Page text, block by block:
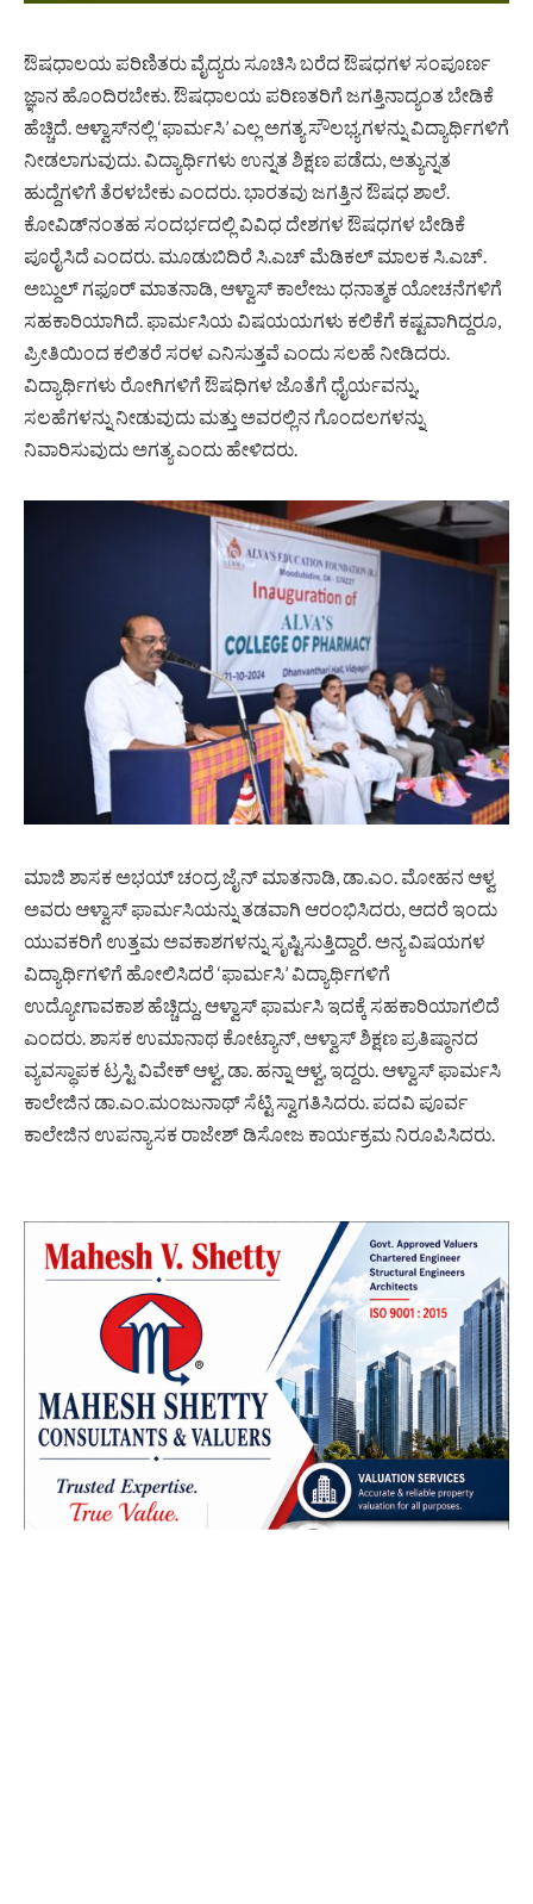
ಔಷಧಾಲಯ ಪರಿಣಿತರು ವೈದ್ಯರು ಸೂಚಿಸಿ ಬರೆದ ಔಷಧಗಳ ಸಂಪೂರ್ಣ
ಜ್ಞಾನ ಹೊಂದಿರಬೇಕು. ಔಷಧಾಲಯ ಪರಿಣತರಿಗೆ ಜಗತ್ತಿನಾದ್ಯಂತ ಬೇಡಿಕೆ
ಹೆಚ್ಚಿದೆ. ಆಳ್ವಾಸ್‌ನಲ್ಲಿ ‘ಫಾರ್ಮಸಿ’ ಎಲ್ಲ ಅಗತ್ಯ ಸೌಲಭ್ಯಗಳನ್ನು ವಿದ್ಯಾರ್ಥಿಗಳಿಗೆ
ನೀಡಲಾಗುವುದು. ವಿದ್ಯಾರ್ಥಿಗಳು ಉನ್ನತ ಶಿಕ್ಷಣ ಪಡೆದು, ಅತ್ಯುನ್ನತ
ಹುದ್ದೆಗಳಿಗೆ ತೆರಳಬೇಕು ಎಂದರು. ಭಾರತವು ಜಗತ್ತಿನ ಔಷಧ ಶಾಲೆ.
ಕೋವಿಡ್‌ನಂತಹ ಸಂದರ್ಭದಲ್ಲಿ ವಿವಿಧ ದೇಶಗಳ ಔಷಧಗಳ ಬೇಡಿಕೆ
ಪೂರೈಸಿದೆ ಎಂದರು. ಮೂಡುಬಿದಿರೆ ಸಿ.ಎಚ್ ಮೆಡಿಕಲ್ ಮಾಲಕ ಸಿ.ಎಚ್.
ಅಬ್ದುಲ್ ಗಫೂರ್ ಮಾತನಾಡಿ, ಆಳ್ವಾಸ್ ಕಾಲೇಜು ಧನಾತ್ಮಕ ಯೋಚನೆಗಳಿಗೆ
ಸಹಕಾರಿಯಾಗಿದೆ. ಫಾರ್ಮಸಿಯ ವಿಷಯಯಗಳು ಕಲಿಕೆಗೆ ಕಷ್ಟವಾಗಿದ್ದರೂ,
ಪ್ರೀತಿಯಿಂದ ಕಲಿತರೆ ಸರಳ ಎನಿಸುತ್ತವೆ ಎಂದು ಸಲಹೆ ನೀಡಿದರು.
ವಿದ್ಯಾರ್ಥಿಗಳು ರೋಗಿಗಳಿಗೆ ಔಷಧಿಗಳ ಜೊತೆಗೆ ಧೈರ್ಯವನ್ನು,
ಸಲಹೆಗಳನ್ನು ನೀಡುವುದು ಮತ್ತು ಅವರಲ್ಲಿನ ಗೊಂದಲಗಳನ್ನು
ನಿವಾರಿಸುವುದು ಅಗತ್ಯ ಎಂದು ಹೇಳಿದರು.
ಮಾಜಿ ಶಾಸಕ ಅಭಯ್ ಚಂದ್ರ ಜೈನ್ ಮಾತನಾಡಿ, ಡಾ.ಎಂ. ಮೋಹನ ಆಳ್ವ
ಅವರು ಆಳ್ವಾಸ್ ಫಾರ್ಮಸಿಯನ್ನು ತಡವಾಗಿ ಆರಂಭಿಸಿದರು, ಆದರೆ ಇಂದು
ಯುವಕರಿಗೆ ಉತ್ತಮ ಅವಕಾಶಗಳನ್ನು ಸೃಷ್ಟಿಸುತ್ತಿದ್ದಾರೆ. ಅನ್ಯ ವಿಷಯಗಳ
ವಿದ್ಯಾರ್ಥಿಗಳಿಗೆ ಹೋಲಿಸಿದರೆ ‘ಫಾರ್ಮಸಿ’ ವಿದ್ಯಾರ್ಥಿಗಳಿಗೆ
ಉದ್ಯೋಗಾವಕಾಶ ಹೆಚ್ಚಿದ್ದು, ಆಳ್ವಾಸ್ ಫಾರ್ಮಸಿ ಇದಕ್ಕೆ ಸಹಕಾರಿಯಾಗಲಿದೆ
ಎಂದರು. ಶಾಸಕ ಉಮಾನಾಥ ಕೋಟ್ಯಾನ್, ಆಳ್ವಾಸ್ ಶಿಕ್ಷಣ ಪ್ರತಿಷ್ಠಾನದ
ವ್ಯವಸ್ಥಾಪಕ ಟ್ರಸ್ಟಿ ವಿವೇಕ್ ಆಳ್ವ, ಡಾ. ಹನ್ನಾ ಆಳ್ವ, ಇದ್ದರು. ಆಳ್ವಾಸ್ ಫಾರ್ಮಸಿ
ಕಾಲೇಜಿನ ಡಾ.ಎಂ.ಮಂಜುನಾಥ್ ಸೆಟ್ಟಿ ಸ್ವಾಗತಿಸಿದರು. ಪದವಿ ಪೂರ್ವ
ಕಾಲೇಜಿನ ಉಪನ್ಯಾಸಕ ರಾಜೇಶ್ ಡಿಸೋಜ ಕಾರ್ಯಕ್ರಮ ನಿರೂಪಿಸಿದರು.